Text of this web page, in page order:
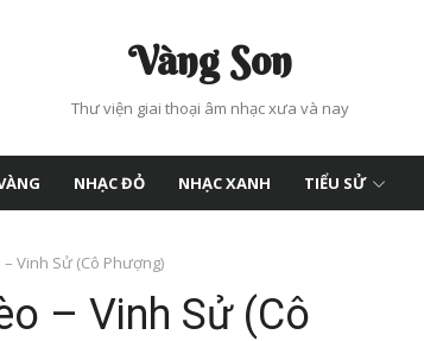
Vàng Son
Thư viện giai thoại âm nhạc xưa và nay
NHẠC ĐỎ NHẠC XANH TIỂU SỬ
Vinh Sử (Cô Phượng)
– Vinh Sử (Cô